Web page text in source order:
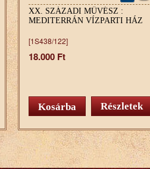
XX. SZÁZADI MŰVÉSZ :
MEDITERRÁN VÍZPARTI HÁZ
[1S438/122]
18.000 Ft
Részletek